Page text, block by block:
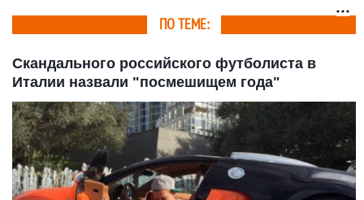
ПО ТЕМЕ:
Скандального российского футболиста в
Италии назвали "посмешищем года"